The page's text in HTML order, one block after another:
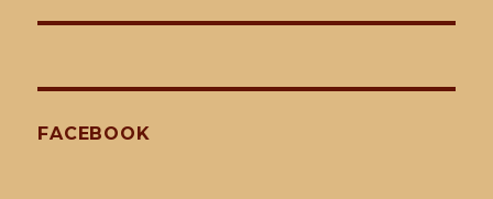
シ
ン
稿:
FACEBOOK